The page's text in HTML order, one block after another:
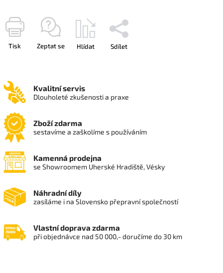
Tisk Zeptat se Hlídat Sdílet
Kvalitní servis
Dlouholeté zkušenosti a praxe
Zboží zdarma
sestavíme a zaškolíme s používáním
Kamenná prodejna
se Showroomem Uherské Hradiště, Vésky
Náhradní díly
zasíláme i na Slovensko přepravní společností
Vlastní doprava zdarma
při objednávce nad 50 000,- doručíme do 30 km